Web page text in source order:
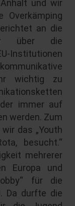
und wir
an die
über die
Institutionen
wichtig zu
immer auf
werden. Zum
das „Youth
besucht.“
mehrerer
Europa und
für die
Da durfte die